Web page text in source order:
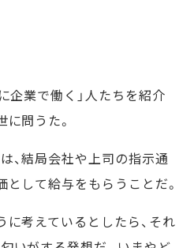
企業で働く」人たちを紹介
問うた。
、結局会社や上司の指示通
として給与をもらうことだ。
考えているとしたら、それ